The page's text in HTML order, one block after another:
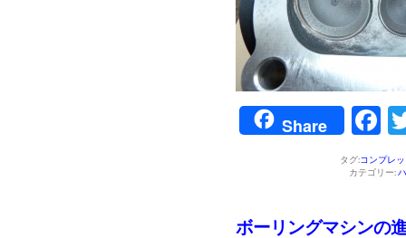
Share
タグ:コンプレ
カテゴリー:
ボーリングマシンの